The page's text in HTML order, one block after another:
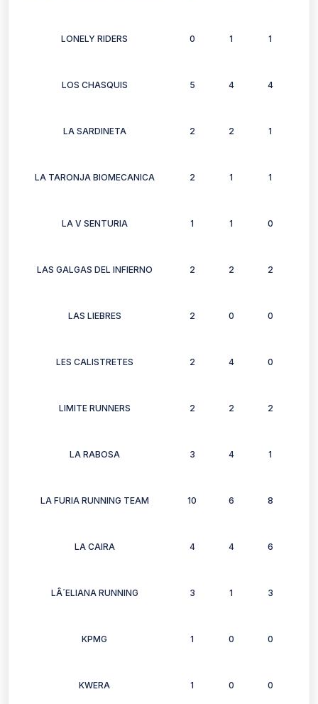
LONELY RIDERS 0 1 1
LOS CHASQUIS 5 4 4
LA SARDINETA 2 2 1
LA TARONJA BIOMECANICA 2 1 1
LA V SENTURIA 1 1 0
LAS GALGAS DEL INFIERNO 2 2 2
LAS LIEBRES 2 0 0
LES CALISTRETES 2 4 0
LIMITE RUNNERS 2 2 2
LA RABOSA 3 4 1
LA FURIA RUNNING TEAM 10 6 8
LA CAIRA 4 4 6
LÂ´ELIANA RUNNING 3 1 3
KPMG 1 0 0
KWERA 1 0 0